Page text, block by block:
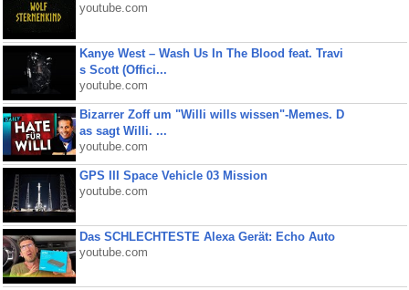
youtube.com
Kanye West – Wash Us In The Blood feat. Travi
s Scott (Offici...
youtube.com
Bizarrer Zoff um "Willi wills wissen"-Memes. D
as sagt Willi. ...
youtube.com
GPS III Space Vehicle 03 Mission
youtube.com
Das SCHLECHTESTE Alexa Gerät: Echo Auto
youtube.com